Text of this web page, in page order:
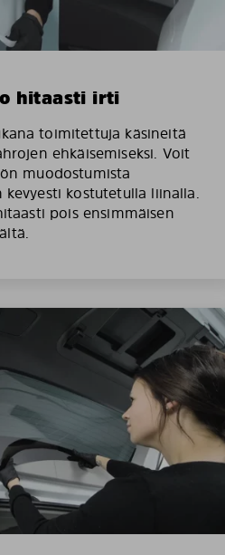
hitaasti irti
toimitettuja käsineitä
ehkäisemiseksi. Voit
muodostumista
kevyesti kostutetulla liinalla.
pois ensimmäisen